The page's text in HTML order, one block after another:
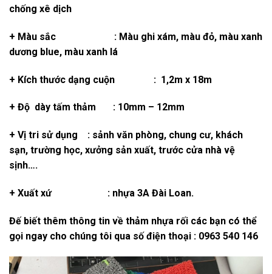
chống xê dịch
+ Màu sắc : Màu ghi xám, màu đỏ, màu xanh
dương blue, màu xanh lá
+ Kích thước dạng cuộn : 1,2m x 18m
+ Độ dày tấm thảm : 10mm – 12mm
+ Vị tri sử dụng : sảnh văn phòng, chung cư, khách
sạn, trường học, xưởng sản xuất, trước cửa nhà vệ
sịnh….
+ Xuất xứ : nhựa 3A Đài Loan.
Đế biết thêm thông tin về thảm nhựa rối các bạn có thể
gọi ngay cho chúng tôi qua số điện thoại : 0963 540 146